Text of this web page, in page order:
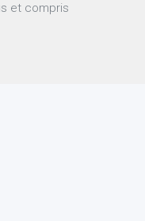
et compris